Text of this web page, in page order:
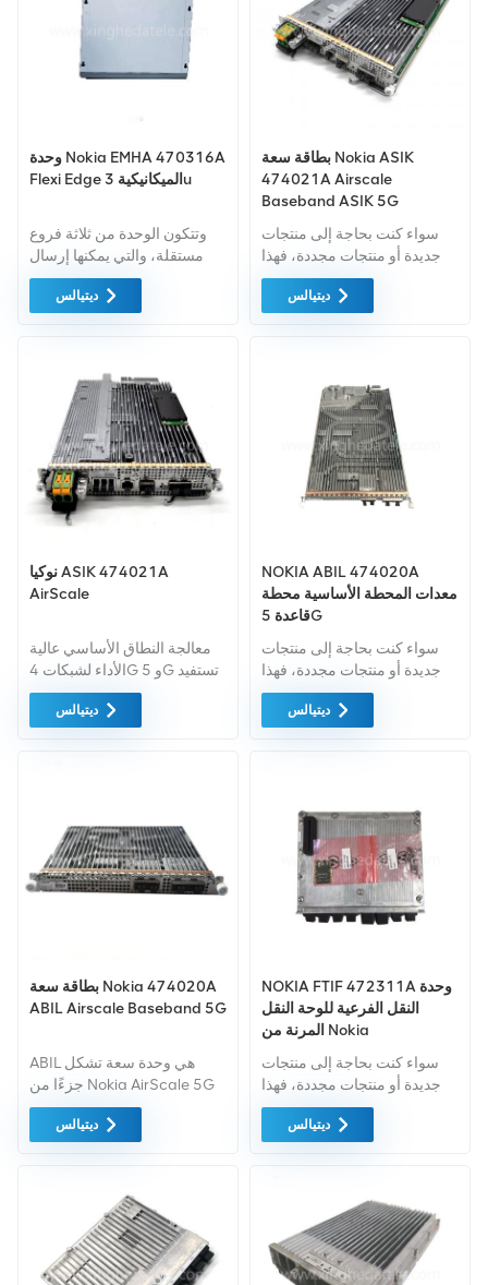
وحدة Nokia EMHA 470316A
Flexi Edge الميكانيكية 3u
وتتكون الوحدة من ثلاثة فروع
مستقلة، والتي يمكنها إرسال
واستقبال إشارات مختلفة في
ديتيالس
بطاقة سعة Nokia ASIK
474021A Airscale
Baseband ASIK 5G
سواء كنت بحاجة إلى منتجات
جديدة أو منتجات مجددة، فهذا
أمر شامل الضمان كمعيار. نحن
فقط نشتري معدات السوق
توفير كل هذه بأفضل الأسعار
ديتيالس
نوكيا ASIK 474021A
AirScale
معالجة النطاق الأساسي عالية
الأداء لشبكات 4G و 5G تستفيد
من الأنظمة المشتركة لجميع
الخلايا الراديوية المنخفضة،
ديتيالس
NOKIA ABIL 474020A
معدات المحطة الأساسية محطة
قاعدة 5G
سواء كنت بحاجة إلى منتجات
جديدة أو منتجات مجددة، فهذا
أمر شامل الضمان كمعيار. نحن
فقط نشتري معدات السوق
توفير كل هذه بأفضل الأسعار
ديتيالس
بطاقة سعة Nokia 474020A
ABIL Airscale Baseband 5G
ABIL هي وحدة سعة تشكل
جزءًا من Nokia AirScale 5G
gNB وحدة النظام. يحتوي ABIL
على طبقات MIMO 8x 100
ديتيالس
NOKIA FTIF 472311A وحدة
النقل الفرعية للوحة النقل
المرنة من Nokia
سواء كنت بحاجة إلى منتجات
جديدة أو منتجات مجددة، فهذا
أمر شامل الضمان كمعيار. نحن
فقط نشتري معدات السوق
توفير كل هذه بأفضل الأسعار
ديتيالس